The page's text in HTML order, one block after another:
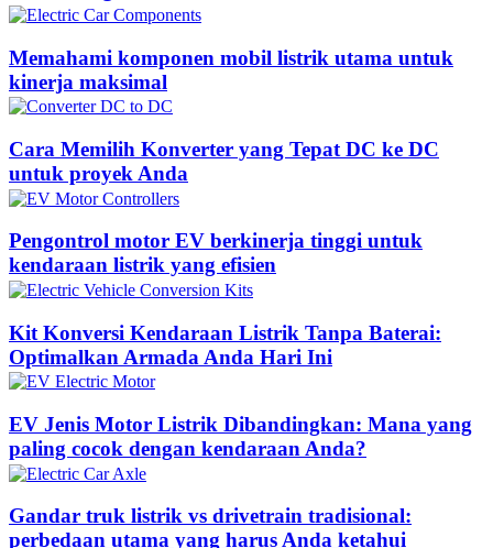
Memahami komponen mobil listrik utama untuk
kinerja maksimal
Cara Memilih Konverter yang Tepat DC ke DC
untuk proyek Anda
Pengontrol motor EV berkinerja tinggi untuk
kendaraan listrik yang efisien
Kit Konversi Kendaraan Listrik Tanpa Baterai:
Optimalkan Armada Anda Hari Ini
EV Jenis Motor Listrik Dibandingkan: Mana yang
paling cocok dengan kendaraan Anda?
Gandar truk listrik vs drivetrain tradisional:
perbedaan utama yang harus Anda ketahui